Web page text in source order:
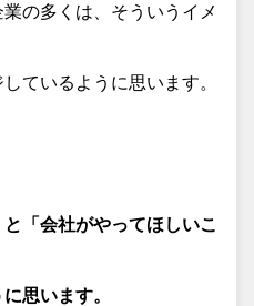
の多くは、そういうイメ
ているように思います。
「会社がやってほしいこ
思います。